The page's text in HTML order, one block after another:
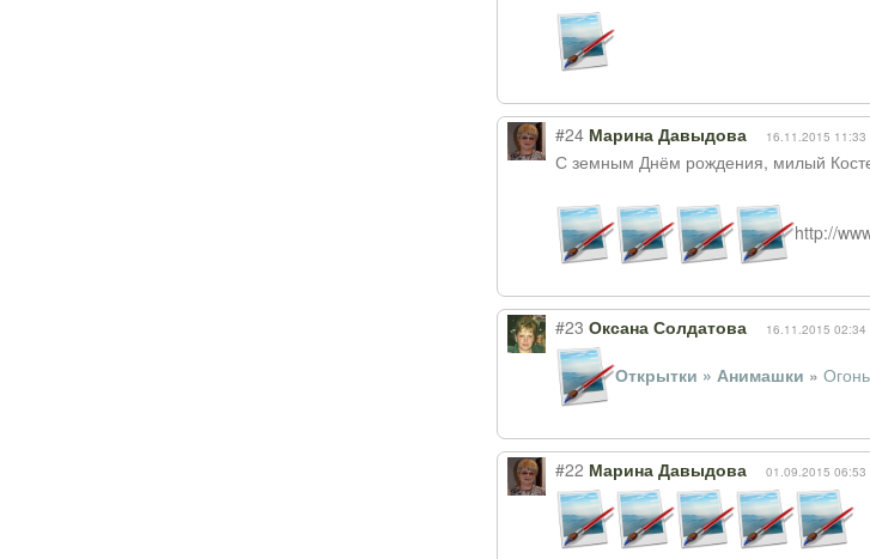
#24 Марина Давыдова 16.11.2015 11:33
С земным Днём рождения, милый
http://
#23 Оксана Солдатова 16.11.2015 02:34
Открытки » Анимашки »
#22 Марина Давыдова 01.09.2015 06:53